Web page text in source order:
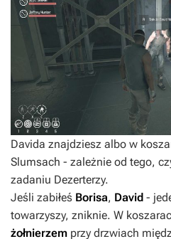
Davida znajdziesz albo w
Slumsach - zależnie od tego,
zadaniu Dezerterzy.
Jeśli zabiłeś Borisa, David -
towarzyszy, zniknie. W
żołnierzem przy drzwiach